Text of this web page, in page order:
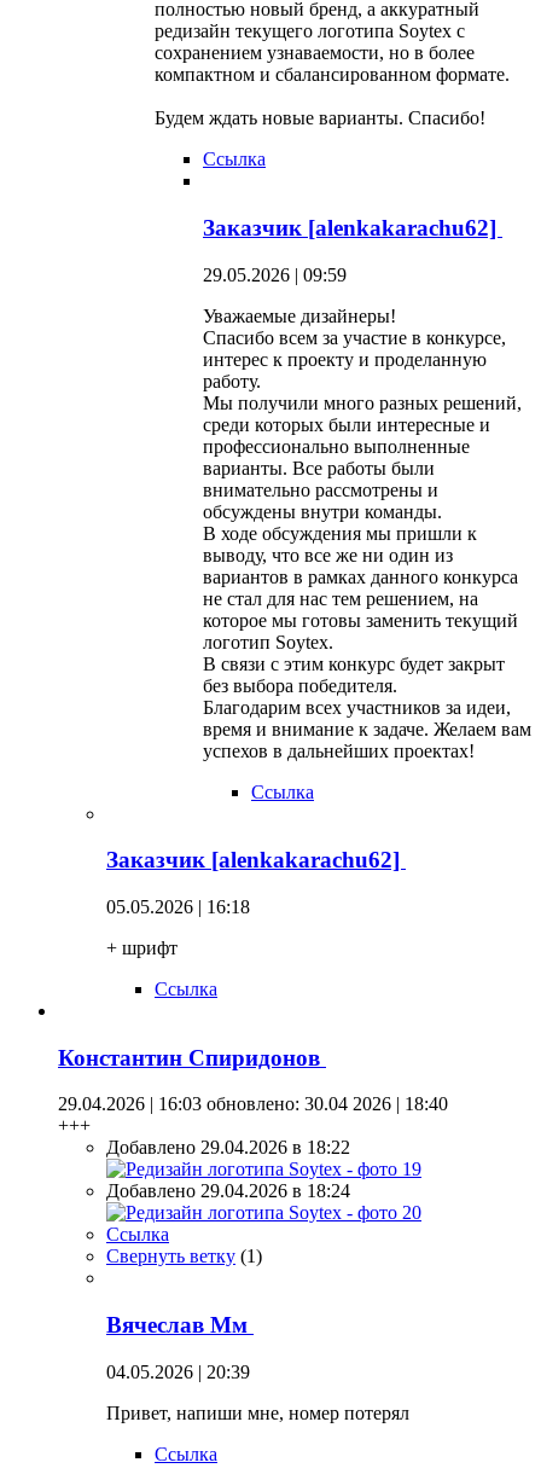
полностью новый бренд, а аккуратный
редизайн текущего логотипа Soytex с
сохранением узнаваемости, но в более
компактном и сбалансированном формате.
Будем ждать новые варианты. Спасибо!
Ссылка
Заказчик [alenkakarachu62]
29.05.2026 | 09:59
Уважаемые дизайнеры!
Спасибо всем за участие в конкурсе,
интерес к проекту и проделанную
работу.
Мы получили много разных решений,
среди которых были интересные и
профессионально выполненные
варианты. Все работы были
внимательно рассмотрены и
обсуждены внутри команды.
В ходе обсуждения мы пришли к
выводу, что все же ни один из
вариантов в рамках данного конкурса
не стал для нас тем решением, на
которое мы готовы заменить текущий
логотип Soytex.
В связи с этим конкурс будет закрыт
без выбора победителя.
Благодарим всех участников за идеи,
время и внимание к задаче. Желаем вам
успехов в дальнейших проектах!
Ссылка
Заказчик [alenkakarachu62]
05.05.2026 | 16:18
+ шрифт
Ссылка
Константин Спиридонов
29.04.2026 | 16:03 обновлено: 30.04 2026 | 18:40
+++
Добавлено 29.04.2026 в 18:22
Добавлено 29.04.2026 в 18:24
Ссылка
Свернуть ветку (1)
Вячеслав Мм
04.05.2026 | 20:39
Привет, напиши мне, номер потерял
Ссылка